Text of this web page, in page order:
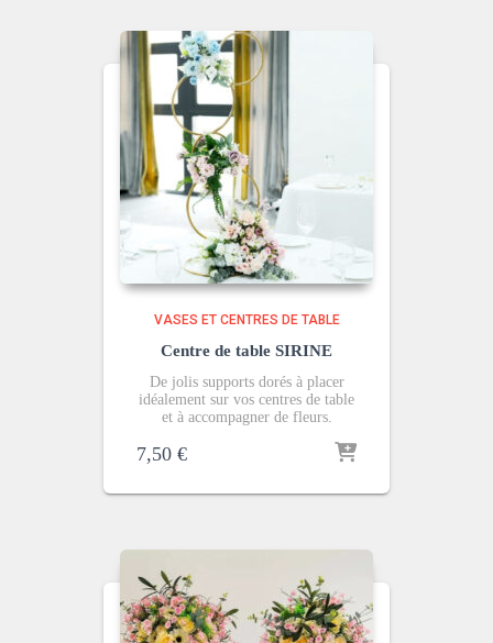
VASES ET CENTRES DE TABLE
Centre de table SIRINE
De jolis supports dorés à placer
idéalement sur vos centres de table
et à accompagner de fleurs.
7,50 €